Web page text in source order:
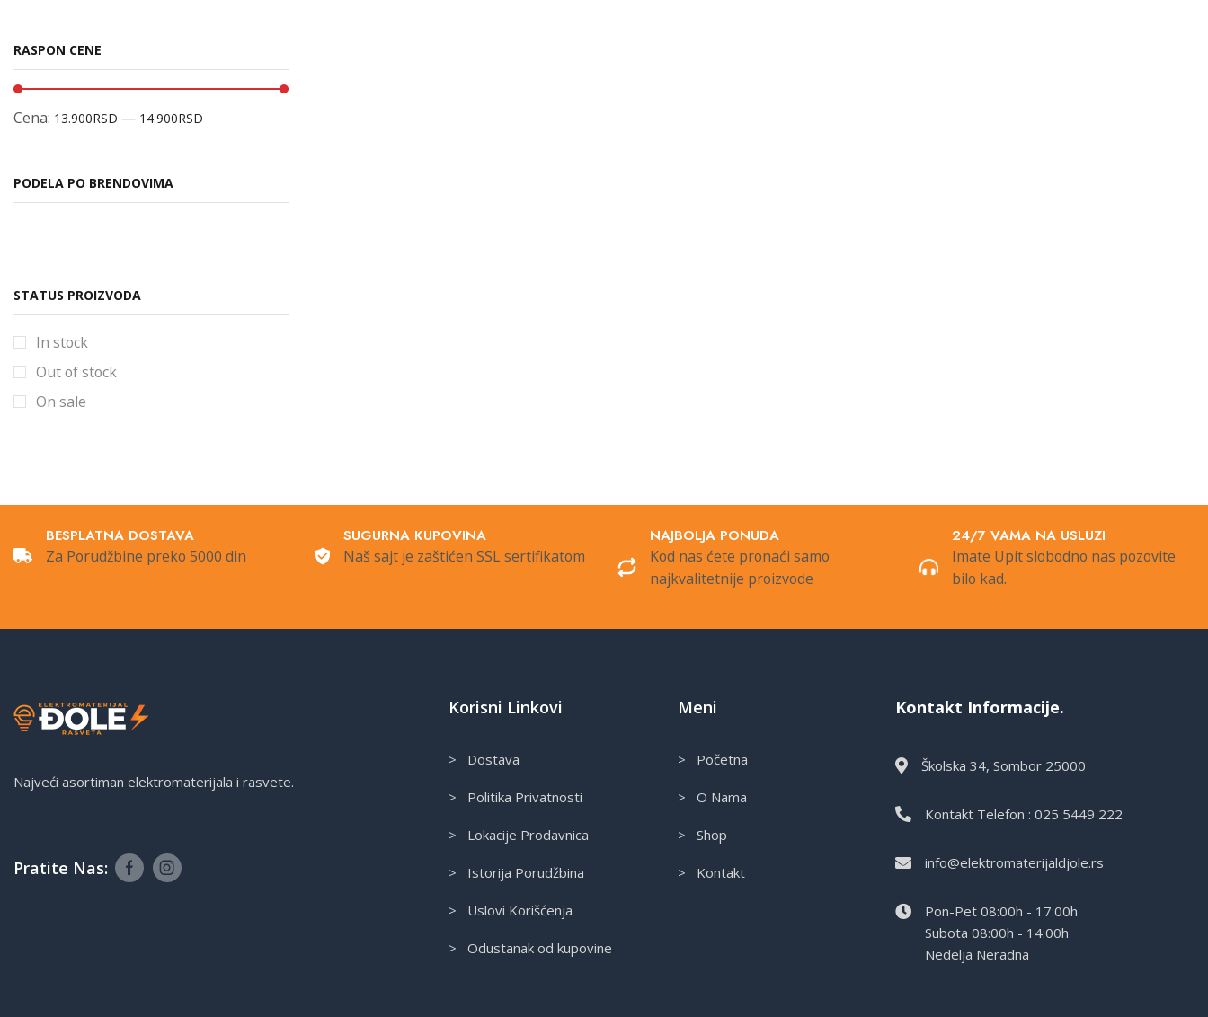
Novo u ponudi
Poslednji komadi
Šinski
Spoljna Rasveta
Štedljive sijalice
Stubići
RASPON CENE
Cena: 13.900RSD — 14.900RSD
PODELA PO BRENDOVIMA
STATUS PROIZVODA
In stock
Out of stock
On sale
BESPLATNA DOSTAVA
Za Porudžbine preko 5000 din
SUGURNA KUPOVINA
Naš sajt je zaštićen SSL sertifikatom
NAJBOLJA PONUDA
Kod nas ćete pronaći samo
najkvalitetnije proizvode
24/7 VAMA NA USLUZI
Imate Upit slobodno nas pozovite
bilo kad.
Najveći asortiman elektromaterijala i rasvete.
Pratite Nas:
Korisni Linkovi
> Dostava
> Politika Privatnosti
> Lokacije Prodavnica
> Istorija Porudžbina
> Uslovi Korišćenja
> Odustanak od kupovine
Meni
> Početna
> O Nama
> Shop
> Kontakt
Kontakt Informacije.
Školska 34, Sombor 25000
Kontakt Telefon : 025 5449 222
info@elektromaterijaldjole.rs
Pon-Pet 08:00h - 17:00h
Subota 08:00h - 14:00h
Nedelja Neradna